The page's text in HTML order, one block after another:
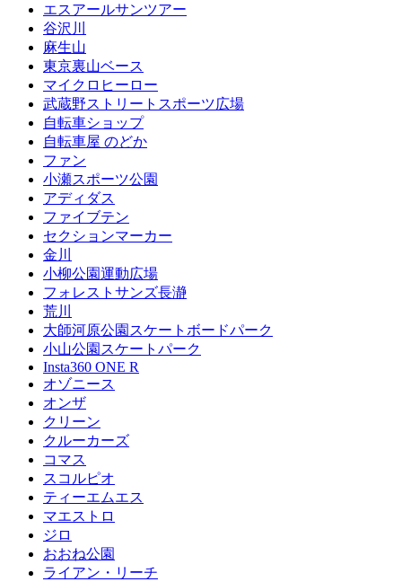
エスアールサンツアー
谷沢川
麻生山
東京裏山ベース
マイクロヒーロー
武蔵野ストリートスポーツ広場
自転車ショップ
自転車屋 のどか
ファン
小瀬スポーツ公園
アディダス
ファイブテン
セクションマーカー
金川
小柳公園運動広場
フォレストサンズ長瀞
荒川
大師河原公園スケートボードパーク
小山公園スケートパーク
Insta360 ONE R
オゾニース
オンザ
クリーン
クルーカーズ
コマス
スコルピオ
ティーエムエス
マエストロ
ジロ
おおね公園
ライアン・リーチ